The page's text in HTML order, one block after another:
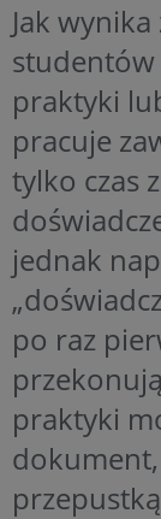
Jak
praktyki
pracuje
tylko czas
jednak
po raz
praktyki